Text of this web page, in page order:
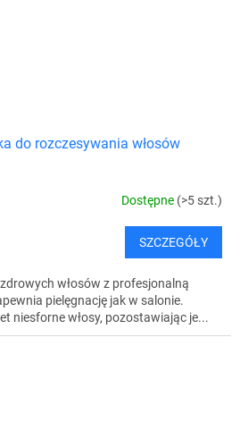
do rozczesywania włosów
Dostępne (>5 szt.)
SZCZEGÓŁY
włosów z profesjonalną
pielęgnację jak w salonie.
niesforne włosy, pozostawiając je...